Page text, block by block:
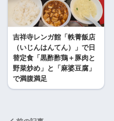
吉祥寺レンガ館「軼菁飯店
（いじんはんてん）」で日
替定食「黒酢酢鶏＋豚肉と
野菜炒め」と「麻婆豆腐」
で満腹満足